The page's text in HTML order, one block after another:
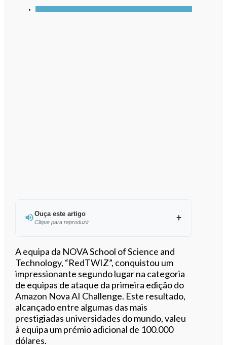
Ouça este artigo
Clique para reproduzir
Ouvir este artigo
A equipa da NOVA School of Science and
Technology, “RedTWIZ”, conquistou um
impressionante segundo lugar na categoria
de equipas de ataque da primeira edição do
Amazon Nova AI Challenge. Este resultado,
alcançado entre algumas das mais
prestigiadas universidades do mundo, valeu
à equipa um prémio adicional de 100.000
dólares.